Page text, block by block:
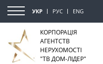
УКР РУС ENG
КОРПОРАЦІЯ
АГЕНТСТВ
НЕРУХОМОСТІ
"ТВ ДОМ-ЛІДЕР"